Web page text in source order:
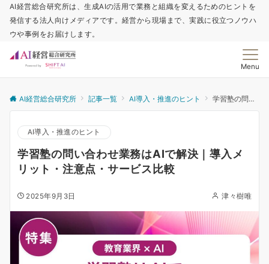
AI経営総合研究所は、生成AIの活用で業務と組織を変えるためのヒントを
発信する法人向けメディアです。経営から現場まで、実践に役立つノウハ
ウや事例をお届けします。
Menu
AI経営総合研究所 記事一覧 AI導入・推進のヒント 学習塾の問い合わせ業務はAIで解決｜導入メリット・注意点・サービス比較
AI導入・推進のヒント
学習塾の問い合わせ業務はAIで解決｜導入メ
リット・注意点・サービス比較
2025年9月3日 津々樹唯